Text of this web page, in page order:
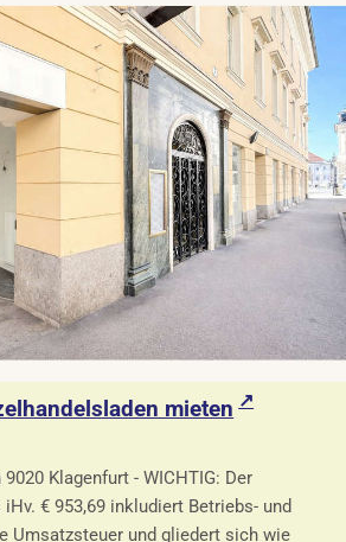
mieten
Klagenfurt - WICHTIG: Der
€ 953,69 inkludiert Betriebs- und
Umsatzsteuer und gliedert sich wie